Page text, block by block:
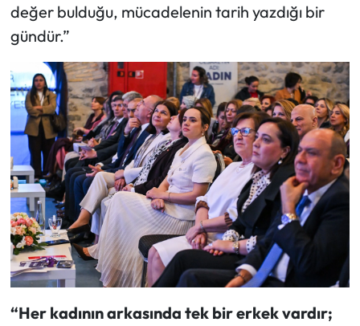
değer bulduğu, mücadelenin tarih yazdığı bir
gündür.”
“Her kadının arkasında tek bir erkek vardır;